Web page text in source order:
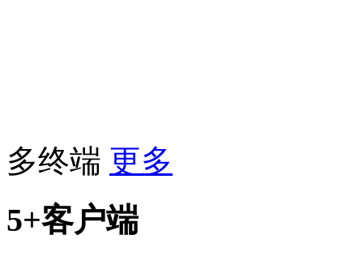
多终端 更多
5+客户端